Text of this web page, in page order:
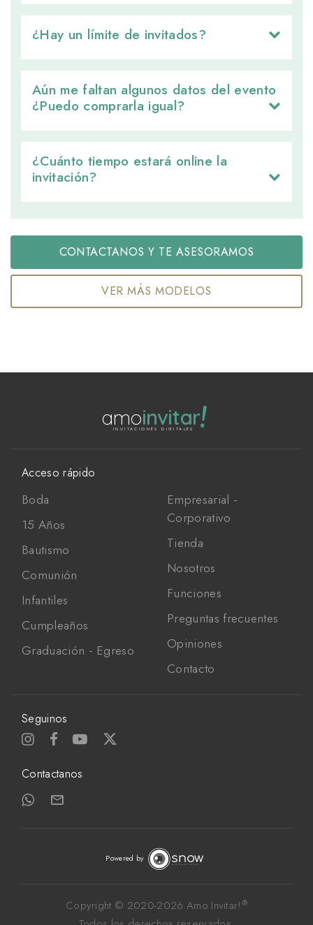
¿Hay un límite de invitados?
Aún me faltan algunos datos del evento
¿Puedo comprarla igual?
¿Cuánto tiempo estará online la
invitación?
CONTACTANOS Y TE ASESORAMOS
VER MÁS MODELOS
amoinvitar!
INVITACIONES DIGITALES
Acceso rápido
Boda
15 Años
Bautismo
Comunión
Infantiles
Cumpleaños
Graduación - Egreso
Empresarial -
Corporativo
Tienda
Nosotros
Funciones
Preguntas frecuentes
Opiniones
Contacto
Seguinos
Contactanos
Powered by
Copyright © 2020-2026 Amo Invitar!®